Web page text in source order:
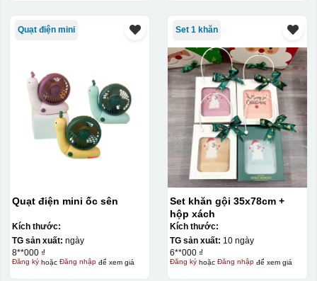
Quạt điện mini
Quạt điện mini ốc sên
Kích thước:
TG sản xuất: ngày
8**000 ₫
Đăng kýhoặc Đăng nhậpđể xem giá
Set 1 khăn
Set khăn gội 35x78cm +
hộp xách
Kích thước:
TG sản xuất: 10 ngày
6**000 ₫
Đăng kýhoặc Đăng nhậpđể xem giá